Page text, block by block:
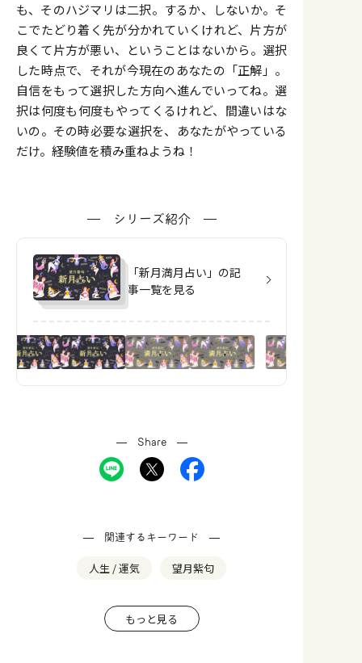
も、そのハジマリは二択。するか、しないか。そ
こでたどり着く先が分かれていくけれど、片方が
良くて片方が悪い、ということはないから。選択
した時点で、それが今現在のあなたの「正解」。
自信をもって選択した方向へ進んでいってね。選
択は何度も何度もやってくるけれど、間違いはな
いの。その時必要な選択を、あなたがやっている
だけ。経験値を積み重ねようね！
シリーズ紹介
「新月満月占い」の記
事一覧を見る
Share
関連するキーワード
人生 / 運気 望月紫匂
もっと見る